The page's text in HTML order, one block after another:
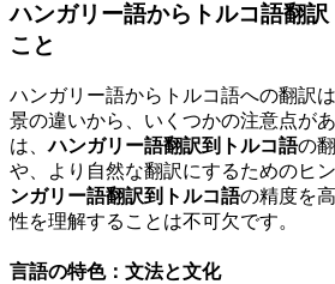
ハンガリー語からトルコ語翻
こと
ハンガリー語からトルコ語への翻訳
景の違いから、いくつかの注意点が
は、ハンガリー語翻訳到トルコ語の
や、より自然な翻訳にするためのヒ
ンガリー語翻訳到トルコ語の精度を
性を理解することは不可欠です。
言語の特色：文法と文化